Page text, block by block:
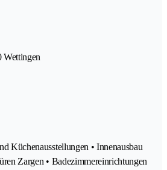
Wettingen
Küchenausstellungen • Innenausbau
Zargen • Badezimmereinrichtungen